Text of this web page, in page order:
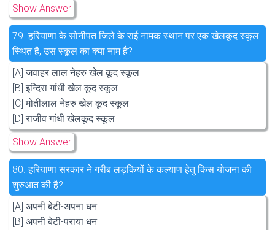
Show Answer
79.हरियाणा के सोनीपत जिले के राई नामक स्थान पर एक खेलकूद स्कूल
स्थित है, उस स्कूल का क्या नाम है?
[A] जवाहर लाल नेहरु खेल कूद स्कूल
[B] इन्दिरा गांधी खेल कूद स्कूल
[C] मोतीलाल नेहरु खेल कूद स्कूल
[D] राजीव गांधी खेलकूद स्कूल
Show Answer
80.हरियाणा सरकार ने गरीब लड़कियों के कल्याण हेतु किस योजना की
शुरुआत की है?
[A] अपनी बेटी-अपना धन
[B] अपनी बेटी-पराया धन